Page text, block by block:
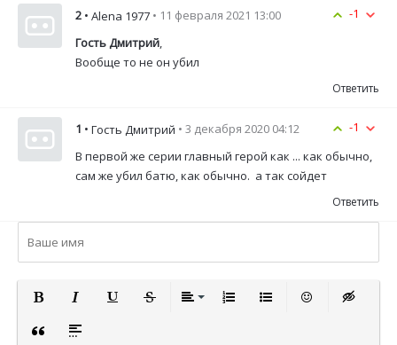
-1
2 • Alena 1977 • 11 февраля 2021 13:00
Гость Дмитрий,
Вообще то не он убил
Ответить
-1
1 • Гость Дмитрий • 3 декабря 2020 04:12
В первой же серии главный герой как ... как обычно,
сам же убил батю, как обычно. а так сойдет
Ответить
ПОЛУЖИРНЫЙ
КУРСИВ